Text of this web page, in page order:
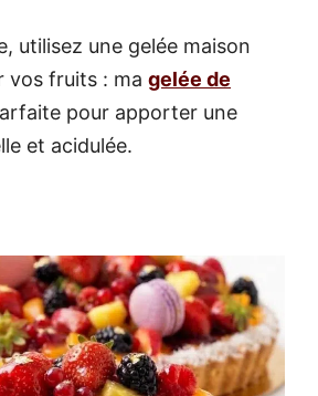
utilisez une gelée maison
vos fruits : ma gelée de
pour apporter une
et acidulée.